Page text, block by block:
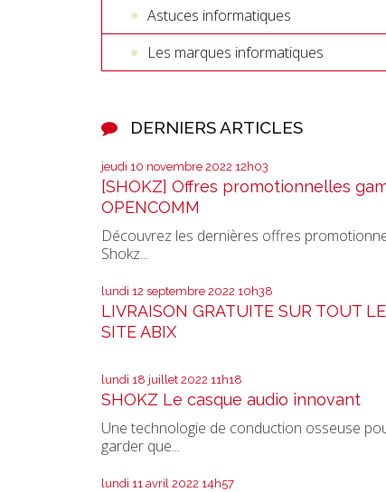
Astuces informatiques
Les marques informatiques
DERNIERS ARTICLES
jeudi 10 novembre 2022 12h03
[SHOKZ] Offres promotionnelles
OPENCOMM
Découvrez les dernières offres
Shokz...
lundi 12 septembre 2022 10h38
LIVRAISON GRATUITE SUR TOUT LE
SITE ABIX
lundi 18 juillet 2022 11h18
SHOKZ Le casque audio innovant
Une technologie de conduction osseuse
garder que...
lundi 11 avril 2022 14h57